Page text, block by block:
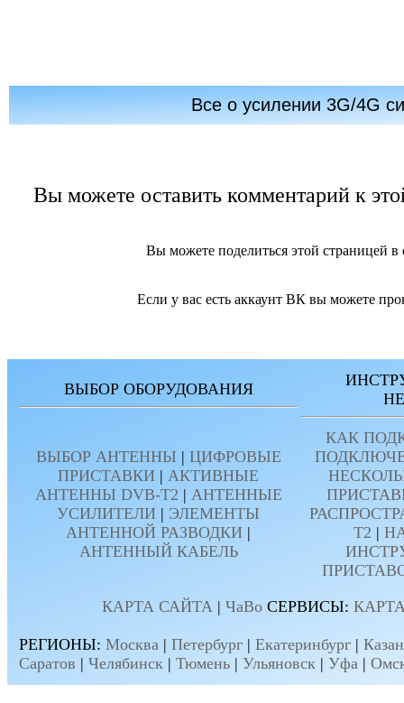
Все о усилении 3G/4G
Вы можете оставить комментарий к
Вы можете поделиться этой страницей
Если у вас есть аккаунт ВК вы можете
ВЫБОР ОБОРУДОВАНИЯ
ВЫБОР АНТЕННЫ | ЦИФРОВЫЕ
ПРИСТАВКИ | АКТИВНЫЕ
АНТЕННЫ DVB-T2 | АНТЕННЫЕ
УСИЛИТЕЛИ | ЭЛЕМЕНТЫ
АНТЕННОЙ РАЗВОДКИ |
АНТЕННЫЙ КАБЕЛЬ
КАК
T2 |
КАРТА САЙТА | ЧаВо СЕРВИСЫ:
РЕГИОНЫ: Москва | Петербург | Екатеринбург |
Саратов | Челябинск | Тюмень | Ульяновск | Уфа |